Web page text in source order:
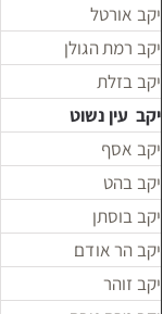
יקב אורטל
יקב רמת הגולן
יקב בזלת
יקב עין נשוט
יקב אסף
יקב בהט
יקב בוסתן
יקב הר אודם
יקב זוהר